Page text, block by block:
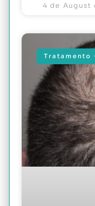
4 de August
Tratamento